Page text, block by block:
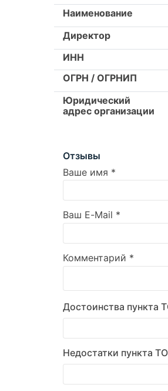
Наименование
Директор
ИНН
ОГРН / ОГРНИП
Юридический
адрес организации
Отзывы
Ваше имя *
Ваш E-Mail *
Комментарий *
Достоинства пункта
Недостатки пункта ТО